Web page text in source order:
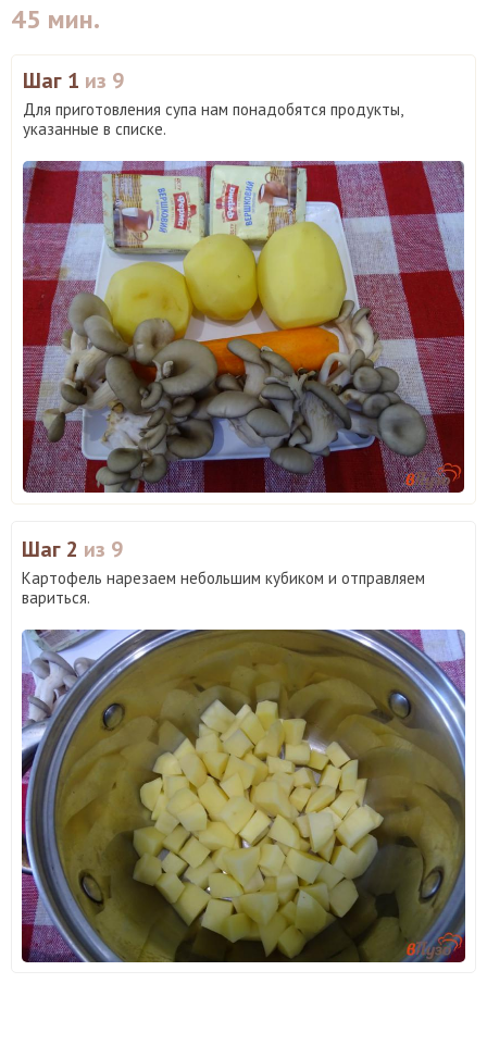
45 мин.
Шаг 1 из 9
Для приготовления супа нам понадобятся продукты,
указанные в списке.
Шаг 2 из 9
Картофель нарезаем небольшим кубиком и отправляем
вариться.